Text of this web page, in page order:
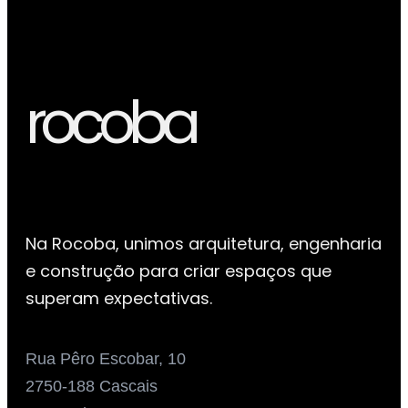
rocoba
Na Rocoba, unimos arquitetura, engenharia
e construção para criar espaços que
superam expectativas.
Rua Pêro Escobar, 10
2750-188 Cascais